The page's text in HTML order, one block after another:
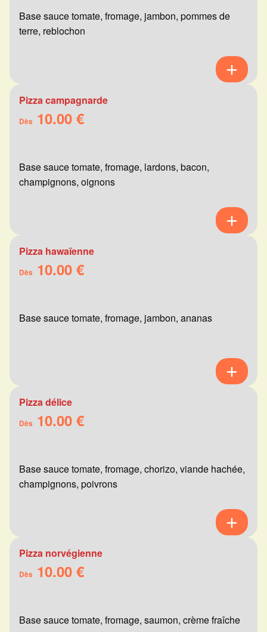
Base sauce tomate, fromage, jambon, pommes de
terre, reblochon
Pizza campagnarde
Dès 10.00 €
Base sauce tomate, fromage, lardons, bacon,
champignons, oignons
Pizza hawaïenne
Dès 10.00 €
Base sauce tomate, fromage, jambon, ananas
Pizza délice
Dès 10.00 €
Base sauce tomate, fromage, chorizo, viande hachée,
champignons, poivrons
Pizza norvégienne
Dès 10.00 €
Base sauce tomate, fromage, saumon, crème fraîche